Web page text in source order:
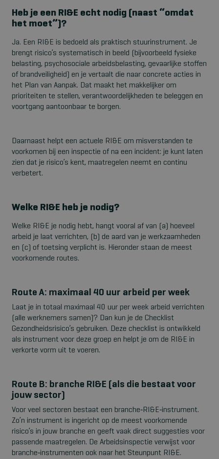
Heb je een RI&E echt nodig (naast “omdat
het moet”)?
Ja. Een RI&E is bedoeld als praktisch stuurinstrument. Je
brengt risico’s systematisch in beeld (bijvoorbeeld fysieke
belasting, psychosociale arbeidsbelasting, gevaarlijke stoffen
of brandveiligheid) en je vertaalt die naar concrete acties in
het Plan van Aanpak. Dat maakt het makkelijker om
prioriteiten te stellen, verantwoordelijkheden te beleggen en
voortgang aantoonbaar te borgen.
Daarnaast helpt een actuele RI&E om misverstanden te
voorkomen bij een inspectie of na een incident: je kunt laten
zien dat je risico’s kent, maatregelen neemt en continu
verbetert.
Welke RI&E heb je nodig?
Welke RI&E je nodig hebt, hangt vooral af van (a) hoeveel
arbeid je laat verrichten, (b) de aard van je werkzaamheden
en (c) of toetsing verplicht is. Hieronder staan de meest
voorkomende routes.
Route A: maximaal 40 uur arbeid per week
Laat je in totaal maximaal 40 uur per week arbeid verrichten
(alle werknemers samen)? Dan kun je de Checklist
Gezondheidsrisico’s gebruiken. Deze checklist is ontwikkeld
als instrument voor deze groep en helpt je om de RI&E in
verkorte vorm uit te voeren.
Route B: branche RI&E (als die bestaat voor
jouw sector)
Voor veel sectoren bestaat een branche‑RI&E‑instrument.
Zo’n instrument is ingericht op de meest voorkomende
risico’s in jouw branche en geeft vaak direct suggesties voor
passende maatregelen. De Arbeidsinspectie verwijst voor
branche‑instrumenten ook naar het Steunpunt RI&E.